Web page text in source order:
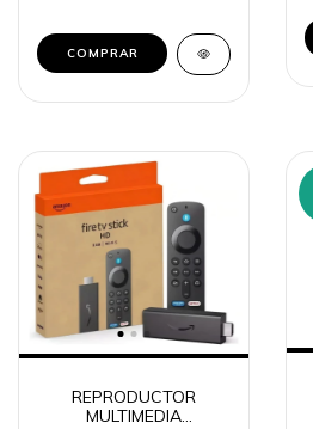
REPRODUCTOR
MULTIMEDIA